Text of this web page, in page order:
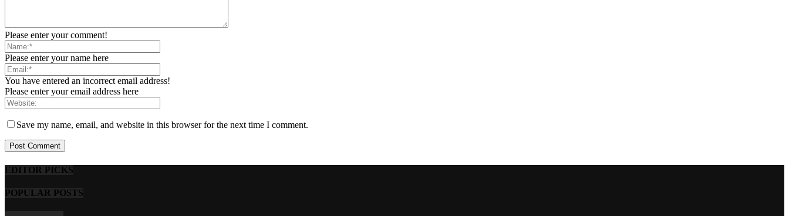
Please enter your comment!
Please enter your name here
You have entered an incorrect email address!
Please enter your email address here
Save my name, email, and website in this browser for the next time I comment.
EDITOR PICKS
POPULAR POSTS